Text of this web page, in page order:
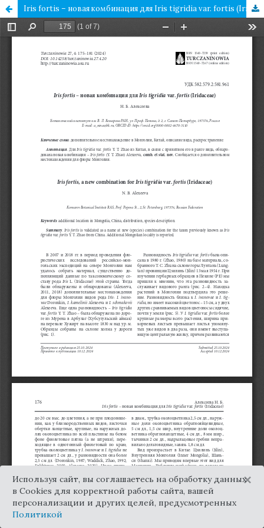
Iris fortis – новая комбинация для Iris tigridia var. fortis (Iridaceae)
Используя сайт, вы соглашаетесь на обработку данных
в Cookies для корректной работы сайта, вашей
персонализации и других целей, предусмотренных
Политикой
×